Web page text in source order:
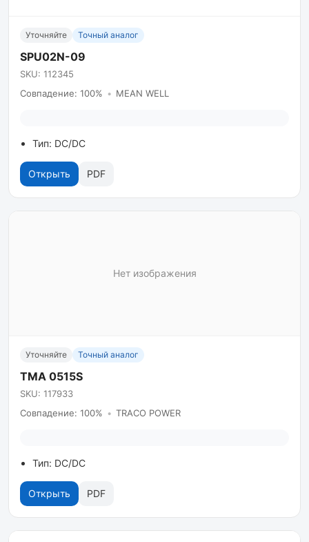
Уточняйте Точный аналог
SPU02N-09
SKU: 112345
Совпадение: 100% • MEAN WELL
Тип: DC/DC
Открыть PDF
Нет изображения
Уточняйте Точный аналог
TMA 0515S
SKU: 117933
Совпадение: 100% • TRACO POWER
Тип: DC/DC
Открыть PDF